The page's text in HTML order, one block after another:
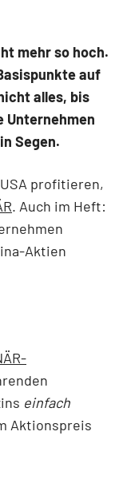
mehr so hoch.
auf
alles, bis
Unternehmen
Segen.
profitieren,
. Auch im Heft:
Aktien
einfach
Aktionspreis